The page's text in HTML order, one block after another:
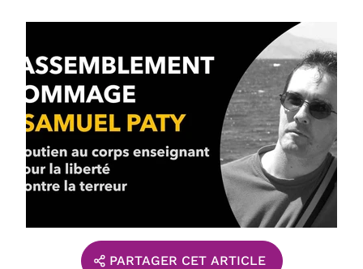
PARTAGER CET ARTICLE